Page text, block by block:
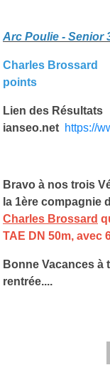
Arc Poulie - Senior
Charles
points
Lien des Résultats
ianseo.net https://
Bravo à nos trois
la 1ère compagnie
Charles Brossard
TAE DN 50m, avec
Bonne Vacances à
rentrée....